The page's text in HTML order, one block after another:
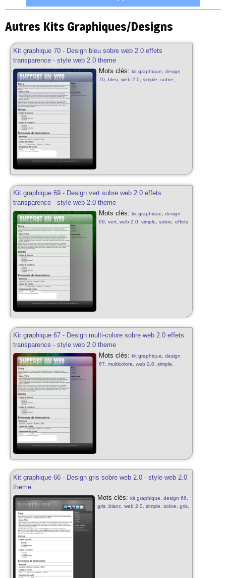
Autres Kits Graphiques/Designs
Kit graphique 70 - Design bleu sobre web 2.0 effets
transparence - style web 2.0 theme
Mots clés:kit graphique, design
70, bleu, web 2.0, simple, sobre,
Kit graphique 69 - Design vert sobre web 2.0 effets
transparence - style web 2.0 theme
Mots clés:kit graphique, design
69, vert, web 2.0, simple, sobre, effets
Kit graphique 67 - Design multi-colore sobre web 2.0 effets
transparence - style web 2.0 theme
Mots clés:kit graphique, design
67, multicolore, web 2.0, simple,
Kit graphique 66 - Design gris sobre web 2.0 - style web 2.0
theme
Mots clés: kit graphique, design 66,
gris, blanc, web 2.0, simple, sobre, gris,